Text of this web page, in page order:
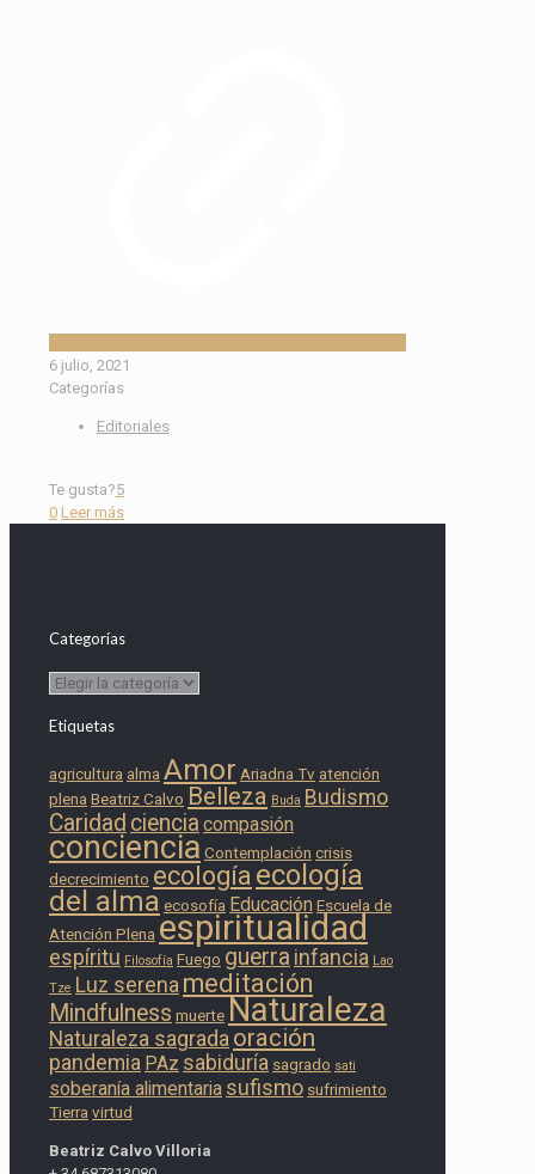
6 julio, 2021
Categorías
Editoriales
Te gusta?5
0 Leer más
Categorías
Categorías
Etiquetas
agricultura alma Amor Ariadna Tv atención
plena Beatriz Calvo Belleza Buda Budismo
Caridad ciencia compasión
conciencia Contemplación crisis
decrecimiento ecología ecología
del alma ecosofía Educación Escuela de
Atención Plena espiritualidad
espíritu Filosofía Fuego guerra infancia Lao
Tze Luz serena meditación
Mindfulness muerte Naturaleza
Naturaleza sagrada oración
pandemia PAz sabiduría sagrado sati
soberanía alimentaria sufismo sufrimiento
Tierra virtud
Beatriz Calvo Villoria